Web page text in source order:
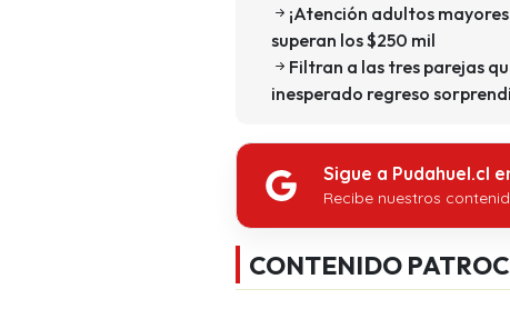
¡Atención adultos
superan los $250 mil
Filtran a las tres parejas
inesperado regreso
Sigue a Pudahuel.cl
Recibe nuestros
CONTENIDO